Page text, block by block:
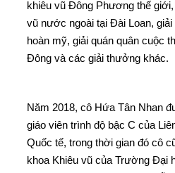
khiêu vũ Đông Phương thế
vũ nước ngoài tại Đài Loan,
hoàn mỹ, giải quán quân cuộc
Đông và các giải thưởng khác.
Năm 2018, cô Hứa Tân Nhan
giáo viên trình độ bậc C của
Quốc tế, trong thời gian đó cô
khoa Khiêu vũ của Trường Đại